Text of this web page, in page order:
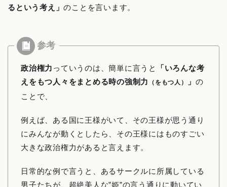
るという考え」のことを言います。
政治権力 っていうのは、簡単に言うと
「いろんな考
えをもつ人々をまとめる時の強制力
（をもつ人） 」 の
ことで、
例えば、ある国に王様がいて、その王様が思う通り
にみんなが動くとしたら、その王様にはものすごい
大きな政治権力があると言えます。
日常的な例で言うと、あるサークルに所属している
男子たちが、超絶美人な”姫”の言う通りに動いてい